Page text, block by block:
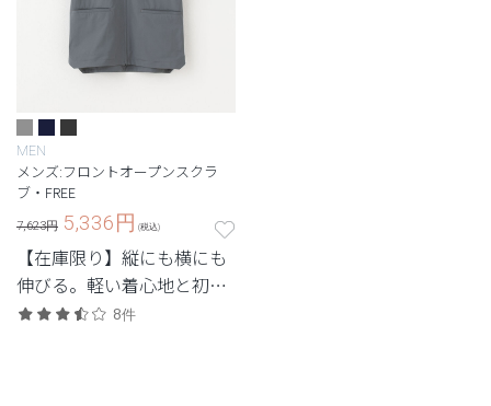
MEN
メンズ:フロントオープンスクラ
ブ・FREE
7,623円 5,336円 (税込)
【在庫限り】縦にも横にも
伸びる。軽い着心地と初め
ての1着にもおすすめなシ
8件